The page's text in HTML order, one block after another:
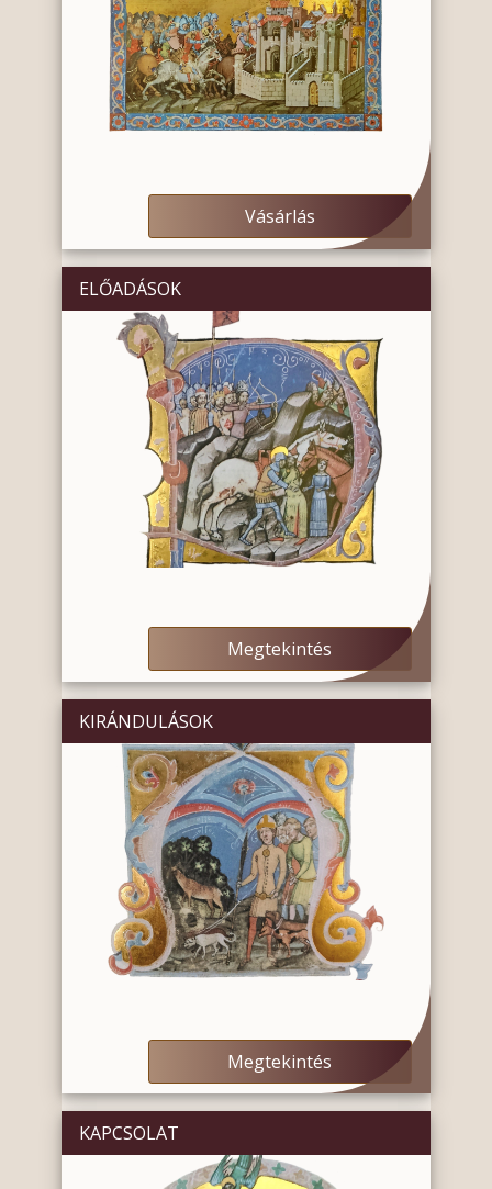
Vásárlás
ELŐADÁSOK
Megtekintés
KIRÁNDULÁSOK
Megtekintés
KAPCSOLAT